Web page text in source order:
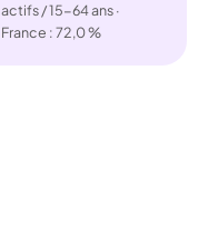
actifs / 15-64 ans ·
France : 72,0 %